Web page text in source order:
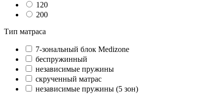
120
200
Тип матраса
7-зональный блок Medizone
беспружинный
независимые пружины
cкрученный матрас
независимые пружины (5 зон)